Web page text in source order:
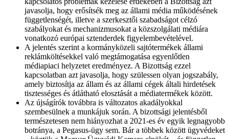
javasolja, hogy erősítsék meg az állami média működésének
függetlenségét, illetve a szerkesztői szabadságot célzó
szabályokat és mechanizmusokat a közszolgálati médiára
vonatkozó európai sztenderdek figyelembevételével.
A jelentés szerint a kormányközeli sajtótermékek állami
reklámköltésekkel való megtámogatása egyenlőtlen
médiapiaci helyzetet eredményez. A Bizottság ezzel
kapcsolatban azt javasolja, hogy szülessen olyan jogszabály,
amely biztosítja az állam és az állami cégek általi hirdetések
tisztességes és átlátható elosztását a médiatermékek között.
Az újságírók továbbra is változatos akadályokkal
szembesülnek a munkájuk során. A bizottsági jelentésből
természetesen nem hiányozhat a 2021-es év egyik legnagyobb
botránya, a Pegasus-ügy sem. Bár a többek között ügyvédeket